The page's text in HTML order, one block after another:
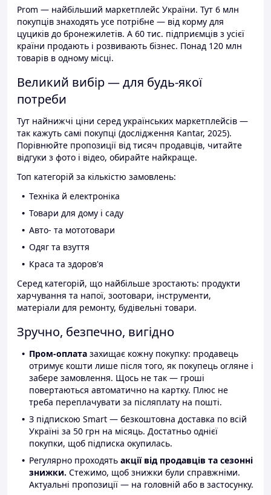
Prom — найбільший маркетплейс України. Тут 6 млн
покупців знаходять усе потрібне — від корму для
цуциків до бронежилетів. А 60 тис. підприємців з усієї
країни продають і розвивають бізнес. Понад 120 млн
товарів в одному місці.
Великий вибір — для будь-якої
потреби
Тут найнижчі ціни серед українських маркетплейсів —
так кажуть самі покупці (дослідження Kantar, 2025).
Порівнюйте пропозиції від тисяч продавців, читайте
відгуки з фото і відео, обирайте найкраще.
Топ категорій за кількістю замовлень:
Техніка й електроніка
Товари для дому і саду
Авто- та мототовари
Одяг та взуття
Краса та здоров'я
Серед категорій, що найбільше зростають: продукти
харчування та напої, зоотовари, інструменти,
матеріали для ремонту, будівельні товари.
Зручно, безпечно, вигідно
Пром-оплата захищає кожну покупку: продавець
отримує кошти лише після того, як покупець огляне і
забере замовлення. Щось не так — гроші
повертаються автоматично на картку. Плюс не
треба переплачувати за післяплату на пошті.
З підпискою Smart — безкоштовна доставка по всій
Україні за 50 грн на місяць. Достатньо однієї
покупки, щоб підписка окупилась.
Регулярно проходять акції від продавців та сезонні
знижки. Стежимо, щоб знижки були справжніми.
Актуальні пропозиції — на головній або в застосунку.